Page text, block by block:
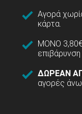
Αγορά
κάρτα.
ΜΟΝΟ
ΔΩΡΕΑΝ
αγορές